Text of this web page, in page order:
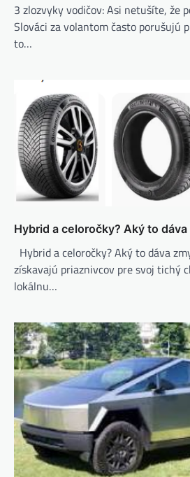
3 zlozvyky vodičov: Asi netušíte, že
Slováci za volantom často porušujú
to…
Hybrid a celoročky? Aký to dáva
Hybrid a celoročky? Aký to dáva
získavajú priaznivcov pre svoj tichý
lokálnu…